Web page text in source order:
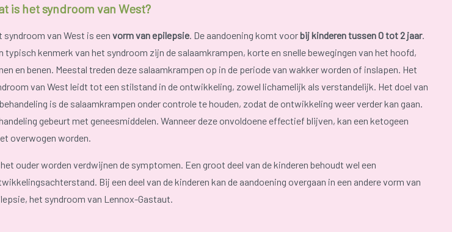
is het syndroom van West?
syndroom van West is een vorm van epilepsie. De aandoening komt voorbij kinderen tussen 0 tot 2 jaar.
typisch kenmerk van het syndroom zijn de salaamkrampen, korte en snelle bewegingen van het hoofd,
en benen. Meestal treden deze salaamkrampen op in de periode van wakker worden of inslapen. Het
van West leidt tot een stilstand in de ontwikkeling, zowel lichamelijk als verstandelijk. Het doel van
is de salaamkrampen onder controle te houden, zodat de ontwikkeling weer verder kan gaan.
gebeurt met geneesmiddelen. Wanneer deze onvoldoene effectief blijven, kan een ketogeen
overwogen worden.
ouder worden verdwijnen de symptomen. Een groot deel van de kinderen behoudt wel een
Bij een deel van de kinderen kan de aandoening overgaan in een andere vorm van
het syndroom van Lennox-Gastaut.